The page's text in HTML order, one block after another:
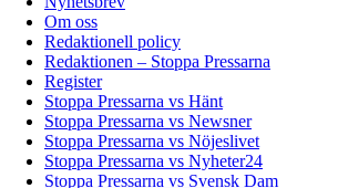
Om oss
Redaktionell policy
Redaktionen – Stoppa Pressarna
Register
Stoppa Pressarna vs Hänt
Stoppa Pressarna vs Newsner
Stoppa Pressarna vs Nöjeslivet
Stoppa Pressarna vs Nyheter24
Stoppa Pressarna vs Svensk Dam